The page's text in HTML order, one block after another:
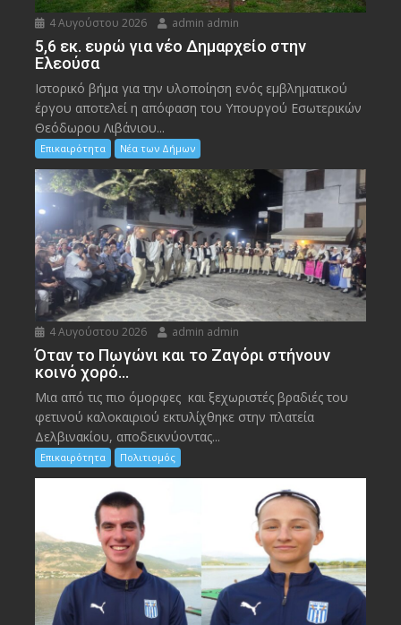
4 Αυγούστου 2026 admin admin
5,6 εκ. ευρώ για νέο Δημαρχείο στην
Ελεούσα
Ιστορικό βήμα για την υλοποίηση ενός εμβληματικού
έργου αποτελεί η απόφαση του Υπουργού Εσωτερικών
Θεόδωρου Λιβάνιου...
Επικαιρότητα Νέα των Δήμων
4 Αυγούστου 2026 admin admin
Όταν το Πωγώνι και το Ζαγόρι στήνουν
κοινό χορό…
Μια από τις πιο όμορφες και ξεχωριστές βραδιές του
φετινού καλοκαιριού εκτυλίχθηκε στην πλατεία
Δελβινακίου, αποδεικνύοντας...
Επικαιρότητα Πολιτισμός